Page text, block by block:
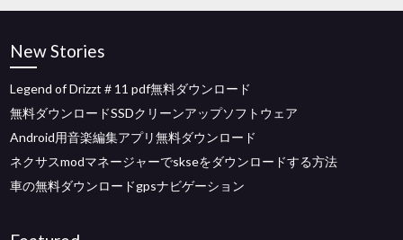
New Stories
Legend of Drizzt＃11 pdf無料ダウンロード
無料ダウンロードSSDクリーンアップソフトウェア
Android用音楽編集アプリ無料ダウンロード
ネクサスmodマネージャーでskseをダウンロードする方法
車の無料ダウンロードgpsナビゲーション